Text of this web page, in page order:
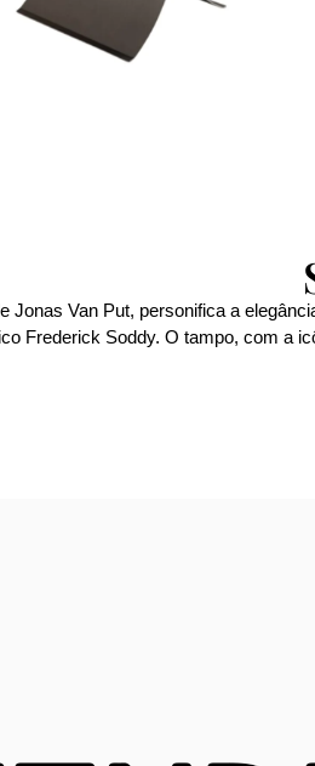
Jonas Van Put, personifica a
Frederick Soddy. O tampo, com a